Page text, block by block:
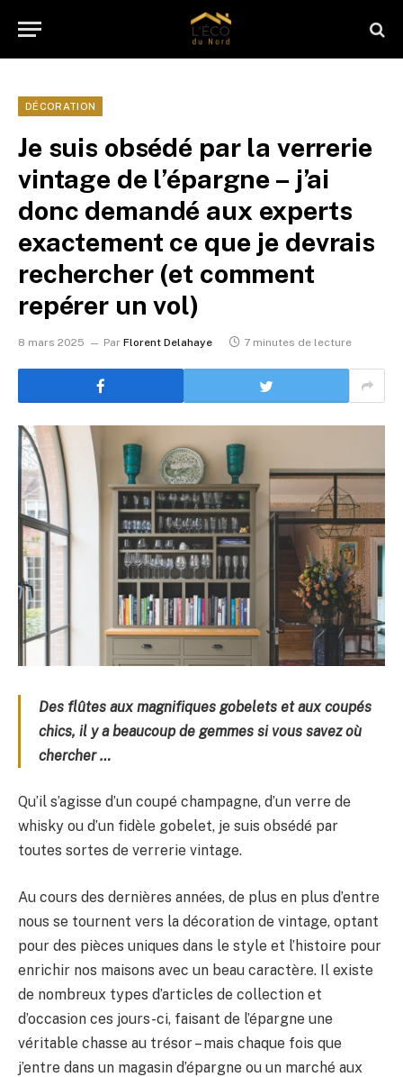
DÉCORATION
Je suis obsédé par la verrerie
vintage de l’épargne – j’ai
donc demandé aux experts
exactement ce que je devrais
rechercher (et comment
repérer un vol)
8 mars 2025 Par Florent Delahaye 7 minutes de lecture
Des flûtes aux magnifiques gobelets et aux coupés
chics, il y a beaucoup de gemmes si vous savez où
chercher …
Qu’il s’agisse d’un coupé champagne, d’un verre de
whisky ou d’un fidèle gobelet, je suis obsédé par
toutes sortes de verrerie vintage.
Au cours des dernières années, de plus en plus d’entre
nous se tournent vers la décoration de vintage, optant
pour des pièces uniques dans le style et l’histoire pour
enrichir nos maisons avec un beau caractère. Il existe
de nombreux types d’articles de collection et
d’occasion ces jours-ci, faisant de l’épargne une
véritable chasse au trésor – mais chaque fois que
j’entre dans un magasin d’épargne ou un marché aux